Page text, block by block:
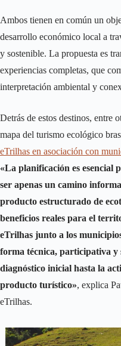
Ambos tienen en común un
desarrollo económico local a
y sostenible. La propuesta es
experiencias completas, que
interpretación ambiental y
Detrás de estos destinos, entre
mapa del turismo ecológico
eTrilhas en asociación con
«La planificación es esencial
ser apenas un camino
producto estructurado de
beneficios reales para el
eTrilhas junto a los
forma técnica, participativa y
diagnóstico inicial hasta la
producto turístico», explica
eTrilhas.